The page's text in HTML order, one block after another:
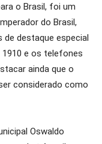
o Brasil, foi um
do Brasil,
de destaque especial
e os telefones
ainda que o
considerado como
Oswaldo